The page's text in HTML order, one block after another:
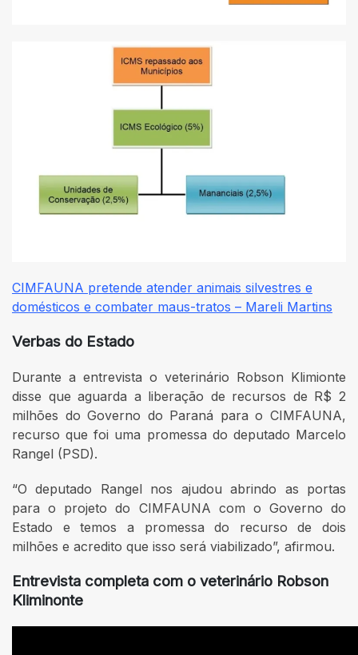
CIMFAUNA pretende atender animais silvestres e
domésticos e combater maus-tratos – Mareli Martins
Verbas do Estado
Durante a entrevista o veterinário Robson Klimionte
disse que aguarda a liberação de recursos de R$ 2
milhões do Governo do Paraná para o CIMFAUNA,
recurso que foi uma promessa do deputado Marcelo
Rangel (PSD).
“O deputado Rangel nos ajudou abrindo as portas
para o projeto do CIMFAUNA com o Governo do
Estado e temos a promessa do recurso de dois
milhões e acredito que isso será viabilizado”, afirmou.
Entrevista completa com o veterinário Robson
Kliminonte